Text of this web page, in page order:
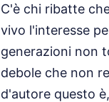
C'è chi ribatte
vivo l'interesse
generazioni non
debole che non
d'autore questo